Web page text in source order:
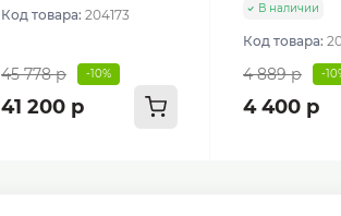
Код товара: 204173
45 778 р -10%
41 200 р
В наличии
Код товара:
4 889 р -
4 400 р